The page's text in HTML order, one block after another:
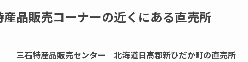
品販売コーナーの近くにある直売所
三石特産品販売センター｜北海道日高郡新ひだか町の直売所